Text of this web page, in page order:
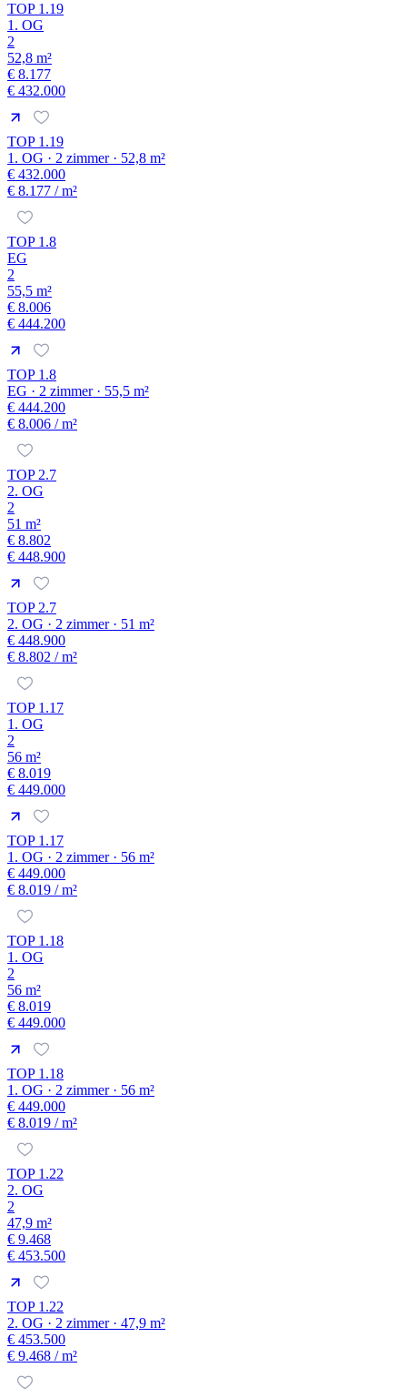
TOP 1.19
1. OG
2
52,8 m²
€ 8.177
€ 432.000
TOP 1.19
1. OG · 2 zimmer · 52,8 m²
€ 432.000
€ 8.177 / m²
TOP 1.8
EG
2
55,5 m²
€ 8.006
€ 444.200
TOP 1.8
EG · 2 zimmer · 55,5 m²
€ 444.200
€ 8.006 / m²
TOP 2.7
2. OG
2
51 m²
€ 8.802
€ 448.900
TOP 2.7
2. OG · 2 zimmer · 51 m²
€ 448.900
€ 8.802 / m²
TOP 1.17
1. OG
2
56 m²
€ 8.019
€ 449.000
TOP 1.17
1. OG · 2 zimmer · 56 m²
€ 449.000
€ 8.019 / m²
TOP 1.18
1. OG
2
56 m²
€ 8.019
€ 449.000
TOP 1.18
1. OG · 2 zimmer · 56 m²
€ 449.000
€ 8.019 / m²
TOP 1.22
2. OG
2
47,9 m²
€ 9.468
€ 453.500
TOP 1.22
2. OG · 2 zimmer · 47,9 m²
€ 453.500
€ 9.468 / m²